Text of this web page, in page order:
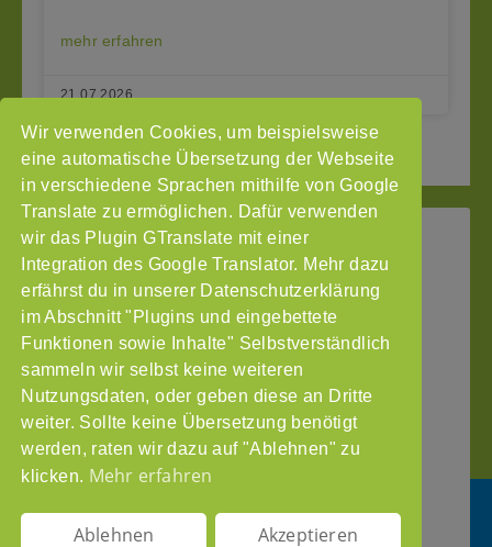
mehr erfahren
21.07.2026
« Seite zurück 1 2 3 Seite vor »
Wir verwenden Cookies, um beispielsweise
eine automatische Übersetzung der Webseite
in verschiedene Sprachen mithilfe von Google
Translate zu ermöglichen. Dafür verwenden
wir das Plugin GTranslate mit einer
Integration des Google Translator. Mehr dazu
erfährst du in unserer Datenschutzerklärung
im Abschnitt "Plugins und eingebettete
Funktionen sowie Inhalte" Selbstverständlich
sammeln wir selbst keine weiteren
Nutzungsdaten, oder geben diese an Dritte
weiter. Sollte keine Übersetzung benötigt
werden, raten wir dazu auf "Ablehnen" zu
klicken. Mehr erfahren
Ablehnen Akzeptieren
StoP
–
Stadtteile
ohne
Partnergewalt
e.V.
Pinnasberg
27
20359
Hamburg
info@stop-
partnergewalt.org
Intranet
Impressum
Datenschutzerklärung
Gefördert
durch